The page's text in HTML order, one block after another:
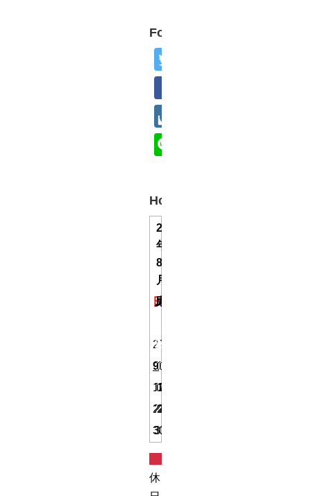
Follow
Holiday
2026
年
8
月
日
月
火
水木金土
2
3
4
5678
9
10
11
12
13
14
15
16
17
18
19
20
21
22
23
24
25
26
27
28
29
30
31
休